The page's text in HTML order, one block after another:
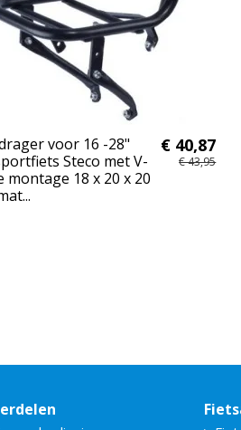
voor 16 -28"
Steco met V-
montage 18 x 20 x 20
€ 40,87
€ 43,95